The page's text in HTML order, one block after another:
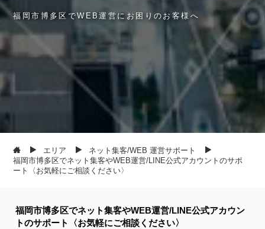
福 岡市 博 多区 でW E B運 営 に お 困 り の お 客様 へ
エリア
ネット集客/WEB 運営サポート
福岡市博多区でネット集客やWEB運営/LINE公式アカウントのサポ
ート〈お気軽にご相談ください〉
福岡市博多区でネット集客やWEB運営/LINE公式アカウン
トのサポート〈お気軽にご相談ください〉